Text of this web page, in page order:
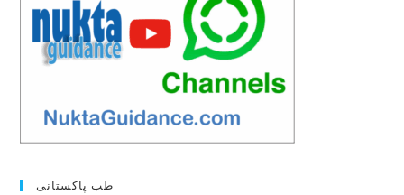
طب پاکستانی